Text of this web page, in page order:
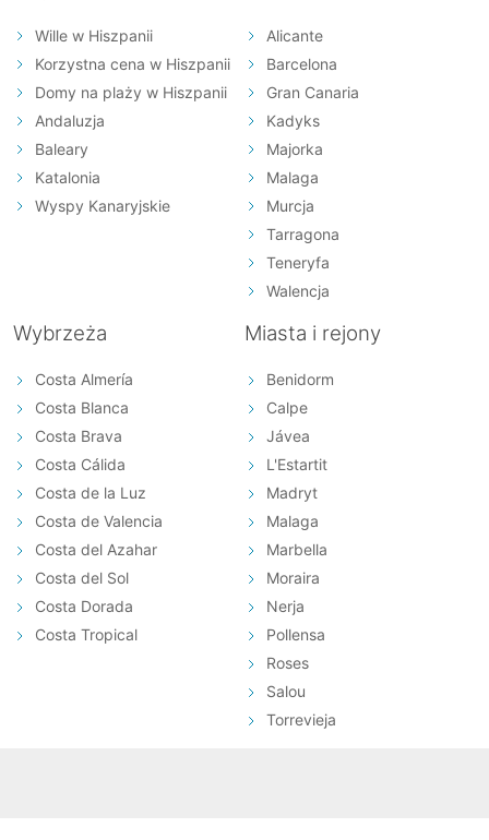
Wille w Hiszpanii
Korzystna cena w Hiszpanii
Domy na plaży w Hiszpanii
Andaluzja
Baleary
Katalonia
Wyspy Kanaryjskie
Alicante
Barcelona
Gran Canaria
Kadyks
Majorka
Malaga
Murcja
Tarragona
Teneryfa
Walencja
Wybrzeża
Costa Almería
Costa Blanca
Costa Brava
Costa Cálida
Costa de la Luz
Costa de Valencia
Costa del Azahar
Costa del Sol
Costa Dorada
Costa Tropical
Miasta i rejony
Benidorm
Calpe
Jávea
L'Estartit
Madryt
Malaga
Marbella
Moraira
Nerja
Pollensa
Roses
Salou
Torrevieja